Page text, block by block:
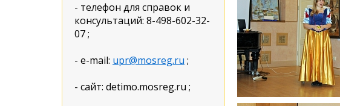
- телефон для справок и
консультаций: 8-498-602-32-
07 ;
- e-mail: upr@mosreg.ru ;
- сайт: detimo.mosreg.ru ;